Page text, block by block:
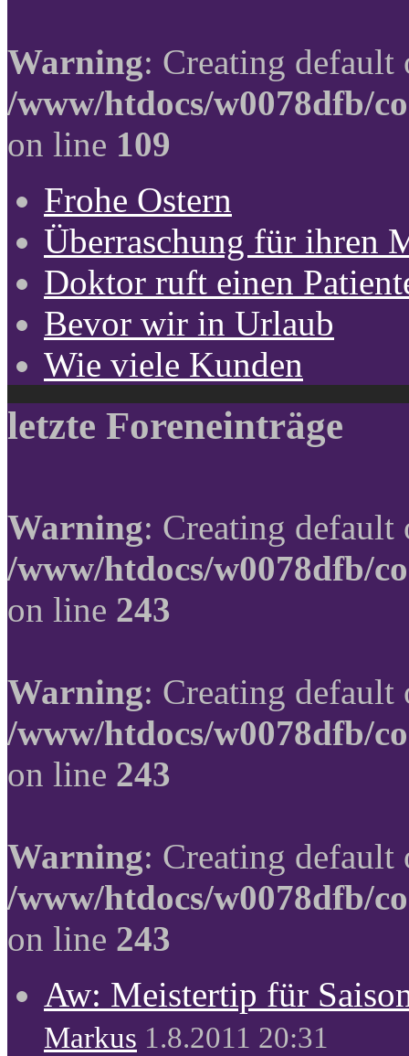
Warning: Creating
/www/htdocs/w0078dfb/
on line 109
Frohe Ostern
Überraschung für ihren
Doktor ruft einen
Bevor wir in Urlaub
Wie viele Kunden
letzte Foreneinträge
Warning: Creating
/www/htdocs/w0078dfb/
on line 243
Warning: Creating
/www/htdocs/w0078dfb/
on line 243
Warning: Creating
/www/htdocs/w0078dfb/
on line 243
Aw: Meistertip für
Markus 1.8.2011 20:31